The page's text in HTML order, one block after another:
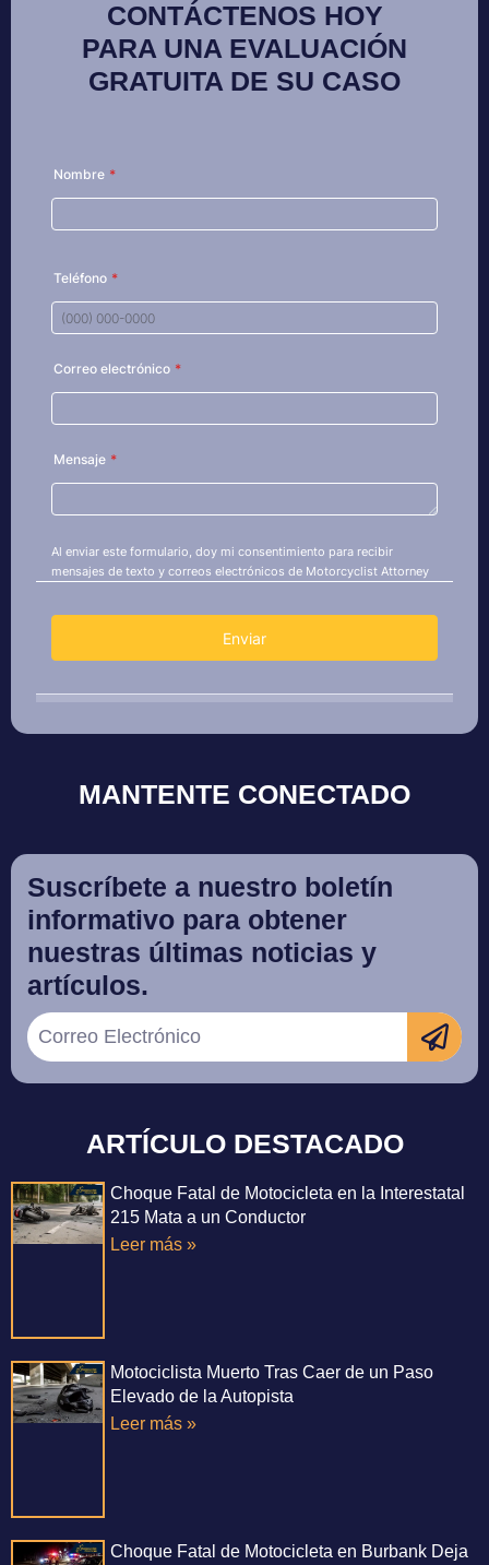
CONTÁCTENOS HOY
PARA UNA EVALUACIÓN
GRATUITA DE SU CASO
MANTENTE CONECTADO
Suscríbete a nuestro boletín
informativo para obtener
nuestras últimas noticias y
artículos.
ARTÍCULO DESTACADO
Choque Fatal de Motocicleta en la Interestatal
215 Mata a un Conductor
Leer más »
Motociclista Muerto Tras Caer de un Paso
Elevado de la Autopista
Leer más »
Choque Fatal de Motocicleta en Burbank Deja